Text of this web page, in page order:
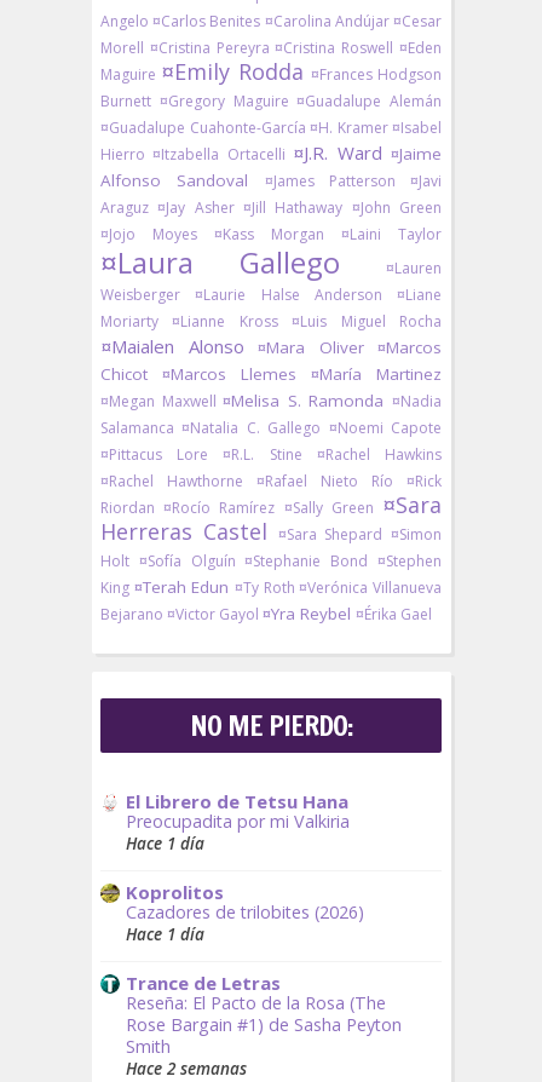
Angelo ¤Carlos Benites ¤Carolina Andújar ¤Cesar
Morell ¤Cristina Pereyra ¤Cristina Roswell ¤Eden
Maguire ¤Emily Rodda ¤Frances Hodgson
Burnett ¤Gregory Maguire ¤Guadalupe Alemán
¤Guadalupe Cuahonte-García ¤H. Kramer ¤Isabel
Hierro ¤Itzabella Ortacelli ¤J.R. Ward ¤Jaime
Alfonso Sandoval
¤James Patterson
¤Javi
Araguz ¤Jay Asher ¤Jill Hathaway ¤John Green
¤Jojo Moyes
¤Kass Morgan ¤Laini Taylor
¤Laura Gallego
¤Lauren
Weisberger
¤Laurie Halse Anderson
¤Liane
Moriarty
¤Lianne Kross ¤Luis Miguel Rocha
¤Maialen Alonso ¤Mara Oliver
¤Marcos
Chicot
¤Marcos Llemes ¤María Martinez
¤Megan Maxwell ¤Melisa S. Ramonda ¤Nadia
Salamanca ¤Natalia C. Gallego ¤Noemi Capote
¤Pittacus Lore
¤R.L. Stine
¤Rachel Hawkins
¤Rachel Hawthorne
¤Rafael Nieto Río
¤Rick
Riordan ¤Rocío Ramírez ¤Sally Green ¤Sara
Herreras Castel
¤Sara Shepard ¤Simon
Holt ¤Sofía Olguín ¤Stephanie Bond ¤Stephen
King ¤Terah Edun ¤Ty Roth ¤Verónica Villanueva
Bejarano ¤Victor Gayol ¤Yra Reybel ¤Érika Gael
NO ME PIERDO:
El Librero de Tetsu Hana
Preocupadita por mi Valkiria
Hace 1 día
Koprolitos
Cazadores de trilobites (2026)
Hace 1 día
Trance de Letras
Reseña: El Pacto de la Rosa (The
Rose Bargain #1) de Sasha Peyton
Smith
Hace 2 semanas